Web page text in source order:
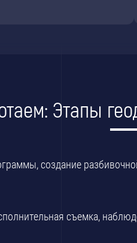
Этапы
создание
съемка,